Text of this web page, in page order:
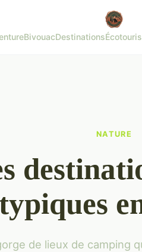
BivouacDestinations
NATURE
de lieux de camping